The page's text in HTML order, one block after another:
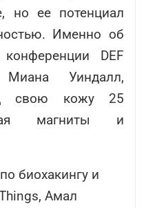
но ее потенциал
Именно об
DEF
Уиндалл,
свою кожу 25
магниты и
биохакингу и
Амал